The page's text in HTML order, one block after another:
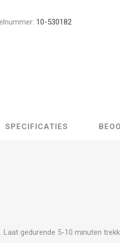
10-530182
SPECIFICATIES
gedurende 5-10 minuten